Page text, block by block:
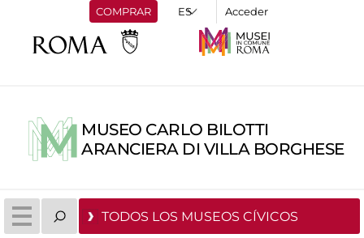
COMPRAR Acceder
MUSEO CARLO BILOTTI
ARANCIERA DI VILLA BORGHESE
TODOS LOS MUSEOS CÍVICOS